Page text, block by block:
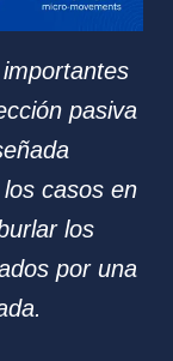
pasiva
casos en
los
por una